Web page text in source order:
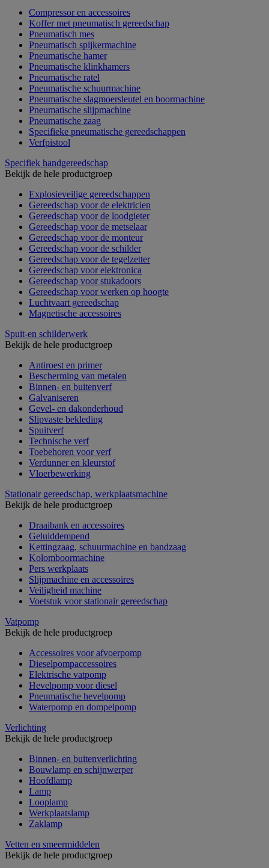
Compressor en accessoires
Koffer met pneumatisch gereedschap
Pneumatisch mes
Pneumatisch spijkermachine
Pneumatische hamer
Pneumatische klinkhamers
Pneumatische ratel
Pneumatische schuurmachine
Pneumatische slagmoersleutel en boormachine
Pneumatische slijpmachine
Pneumatische zaag
Specifieke pneumatische gereedschappen
Verfpistool
Specifiek handgereedschap
Bekijk de hele productgroep
Explosieveilige gereedschappen
Gereedschap voor de elektricien
Gereedschap voor de loodgieter
Gereedschap voor de metselaar
Gereedschap voor de monteur
Gereedschap voor de schilder
Gereedschap voor de tegelzetter
Gereedschap voor elektronica
Gereedschap voor stukadoors
Gereedschap voor werken op hoogte
Luchtvaart gereedschap
Magnetische accessoires
Spuit-en schilderwerk
Bekijk de hele productgroep
Antiroest en primer
Bescherming van metalen
Binnen- en buitenverf
Galvaniseren
Gevel- en dakonderhoud
Slipvaste bekleding
Spuitverf
Technische verf
Toebehoren voor verf
Verdunner en kleurstof
Vloerbewerking
Stationair gereedschap, werkplaatsmachine
Bekijk de hele productgroep
Draaibank en accessoires
Geluiddempend
Kettingzaag, schuurmachine en bandzaag
Kolomboormachine
Pers werkplaats
Slijpmachine en accessoires
Veiligheid machine
Voetstuk voor stationair gereedschap
Vatpomp
Bekijk de hele productgroep
Accessoires voor afvoerpomp
Dieselpompaccessoires
Elektrische vatpomp
Hevelpomp voor diesel
Pneumatische hevelpomp
Waterpomp en dompelpomp
Verlichting
Bekijk de hele productgroep
Binnen- en buitenverlichting
Bouwlamp en schijnwerper
Hoofdlamp
Lamp
Looplamp
Werkplaatslamp
Zaklamp
Vetten en smeermiddelen
Bekijk de hele productgroep